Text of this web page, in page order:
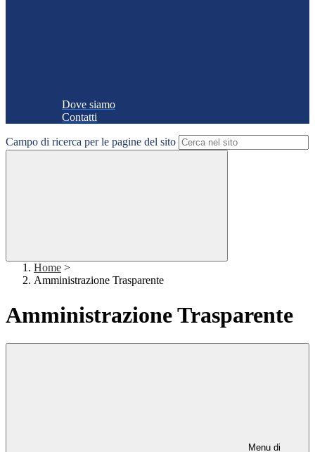
Dove siamo
Contatti
Campo di ricerca per le pagine del sito
Home >
Amministrazione Trasparente
Amministrazione Trasparente
Menu di